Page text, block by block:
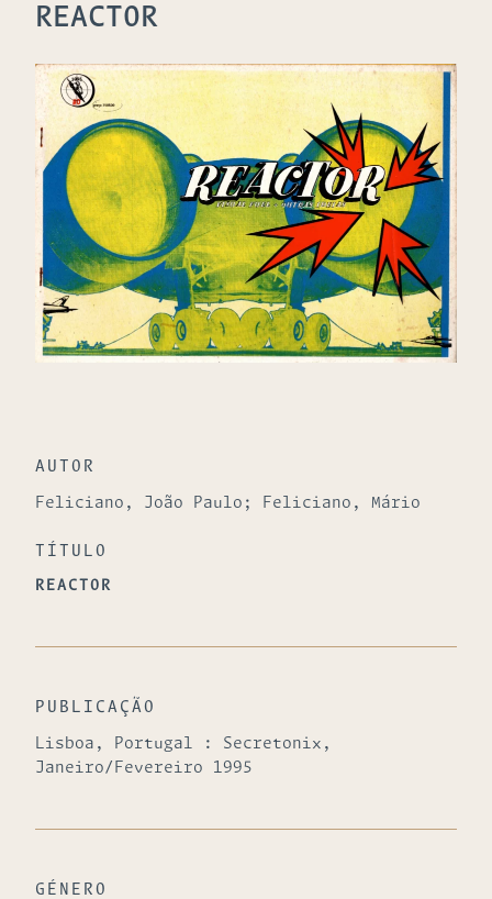
REACTOR
AUTOR
Feliciano, João Paulo; Feliciano, Mário
TÍTULO
REACTOR
PUBLICAÇÃO
Lisboa, Portugal : Secretonix,
Janeiro/Fevereiro 1995
GÉNERO